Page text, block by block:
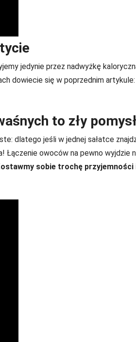
jedynie przez nadwyżkę
dowiecie się w poprzednim artykule:
to zły pomysł
dlatego jeśli w jednej sałatce
Łączenie owoców na pewno wyjdzie
sobie trochę przyjemności